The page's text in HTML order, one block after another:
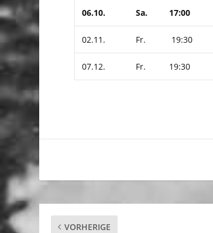
06.10. Sa. 17:00
02.11. Fr. 19:30
07.12. Fr. 19:30
VORHERIGE